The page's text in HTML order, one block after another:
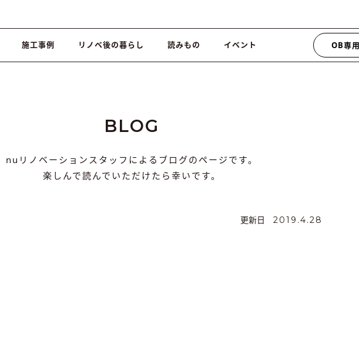
施工事例 リノベ後の暮らし 読みもの イベント OB専
BLOG
nuリノベーションスタッフによるブログのページです。
楽しんで読んでいただけたら幸いです。
更新日 2019.4.28